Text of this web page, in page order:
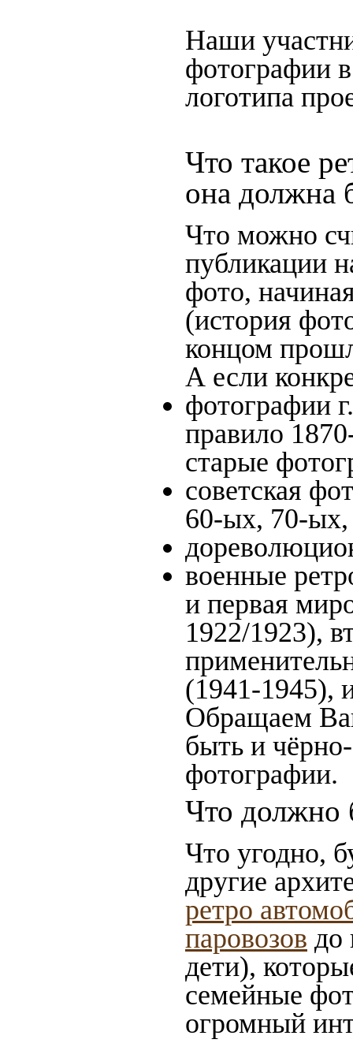
Наши
фотографии
логотипа
Что такое
она должна
Что можно
публикации
фото,
(история
концом
А если
фотографии
правило
старые
советская
60-ых, 70-ых,
военные
и первая
1922/1923),
(1941-1945),
Обращаем
быть и
фотографии.
Что должно
Что угодно,
другие
ретро
паровозов до
дети),
семейные
огромный